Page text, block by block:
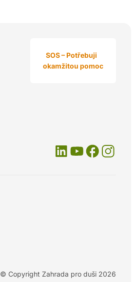
SOS – Potřebuji
okamžitou pomoc
© Copyright Zahrada pro duši 2026